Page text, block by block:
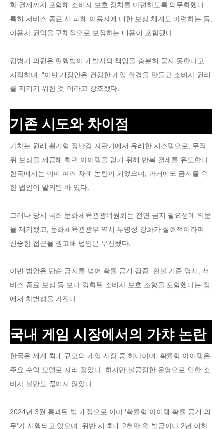
화 결제까지 포함해 소비자 보호 장치를 마련하도록 의무화했다.
특히 서비스 종료 시 피해 이용자에 대한 보상 체계도 마련하는 등,
이용자 권익을 구체적으로 보장하는 내용이 포함됐다.
김병기 의원은 현행법이 개발사의 책임을 충분히 묻지 못한다고
지적하며, “이번 개정안은 건강한 게임 환경을 만들고 소비자 권리
를 지키기 위한 것”이라고 강조했다.
기존 시도와 차이점
가챠는 원래 뽑기형 장난감 자판기에서 유래한 시스템으로, 무작
위 보상을 제공해 희귀 아이템을 얻기 위해 반복 결제를 유도한다.
한국에서는 이미 여러 차례 논란이 되었으며, 과거에도 금지를 위
한 법안이 발의된 바 있다.
그러나 당시 국회 문화체육관광위원회는 전면 금지 필요성에 의문
을 제기했고, 문화체육관광부 역시 투명성 강화가 실효적이라며
신중한 접근을 권고해 법안은 무산됐다.
이번 법안은 단순 금지를 넘어 확률 공개 검증, 환불 기준 명시, 서
비스 종료 보상 등 보다 강화된 소비자 보호 조항을 포함했다는 점
에서 차별성을 가진다.
국내 게임 시장에서의 가챠 논란
한국은 세계 최대 규모의 게임 시장 중 하나이며, 확률형 아이템은
주요 수익 모델로 자리 잡았다. 하지만 불공정한 운영으로 인한 소
비자 불만도 끊이지 않았다.
2024년 3월 통과된 법 개정으로 이미 ‘확률형 아이템 확률 공개 의
무’가 시행되고 있으며, 위반 시 최대 2천만 원 벌금이나 2년 이하